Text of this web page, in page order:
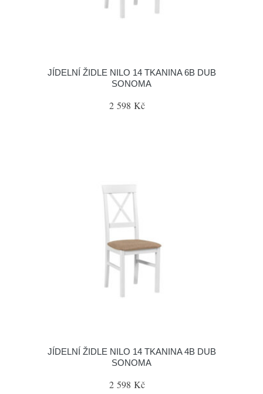
JÍDELNÍ ŽIDLE NILO 14 TKANINA 6B DUB
SONOMA
2 598 Kč
JÍDELNÍ ŽIDLE NILO 14 TKANINA 4B DUB
SONOMA
2 598 Kč